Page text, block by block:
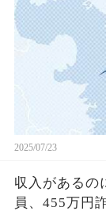
2025/07/23
収入があるの
員、455万円